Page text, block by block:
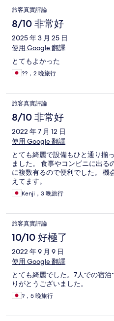
旅客真實評論
8/10 非常好
2025 年 3 月 25 日
使用 Google 翻譯
とてもよかった
??，2 晚旅行
旅客真實評論
8/10 非常好
2022 年 7 月 12 日
使用 Google 翻譯
とても綺麗で設備もひと通り揃
ました。 食事やコンビニに出る
に複数有るので便利でした。 機
えてます。
Kenji，3 晚旅行
旅客真實評論
10/10 好極了
2022 年 9 月 9 日
使用 Google 翻譯
とても綺麗でした。7人での宿
りがとうございました。
?，5 晚旅行